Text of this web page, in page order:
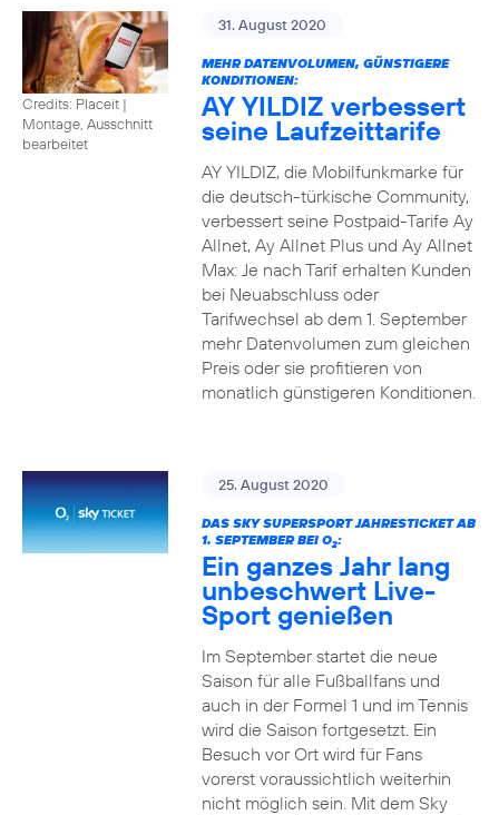
Credits: Placeit |
Montage, Ausschnitt
bearbeitet
31. August 2020
MEHR DATENVOLUMEN, GÜNSTIGERE
KONDITIONEN:
AY YILDIZ verbessert
seine Laufzeittarife
AY YILDIZ, die Mobilfunkmarke für
die deutsch-türkische Community,
verbessert seine Postpaid-Tarife Ay
Allnet, Ay Allnet Plus und Ay Allnet
Max: Je nach Tarif erhalten Kunden
bei Neuabschluss oder
Tarifwechsel ab dem 1. September
mehr Datenvolumen zum gleichen
Preis oder sie profitieren von
monatlich günstigeren Konditionen.
25. August 2020
DAS SKY SUPERSPORT JAHRESTICKET AB
1. SEPTEMBER BEI O2:
Ein ganzes Jahr lang
unbeschwert Live-
Sport genießen
Im September startet die neue
Saison für alle Fußballfans und
auch in der Formel 1 und im Tennis
wird die Saison fortgesetzt. Ein
Besuch vor Ort wird für Fans
vorerst voraussichtlich weiterhin
nicht möglich sein. Mit dem Sky